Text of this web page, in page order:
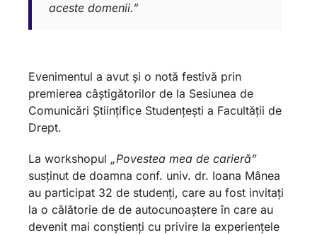
aceste domenii.”
Evenimentul a avut și o notă festivă prin
premierea câștigătorilor de la Sesiunea de
Comunicări Științifice Studențești a Facultății de
Drept.
La workshopul „Povestea mea de carieră”
susținut de doamna conf. univ. dr. Ioana Mânea
au participat 32 de studenți, care au fost invitați
la o călătorie de de autocunoaștere în care au
devenit mai conștienți cu privire la experiențele